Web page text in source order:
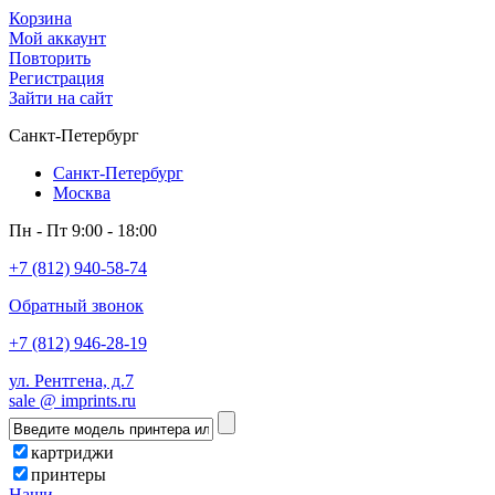
Корзина
Мой аккаунт
Повторить
Регистрация
Зайти на сайт
Санкт-Петербург
Санкт-Петербург
Москва
Пн - Пт 9:00 - 18:00
+7 (812) 940-58-74
Обратный звонок
+7 (812) 946-28-19
ул. Рентгена, д.7
sale @ imprints.ru
картриджи
принтеры